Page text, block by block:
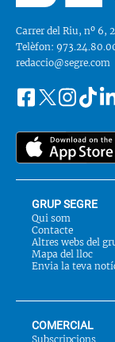
Carrer del Riu, nº 6,
Telèfon:
redaccio@segre.com
Facebook
GRUP SEGRE
Qui som
Contacte
Altres webs del
Mapa del lloc
Envia la teva
COMERCIAL
Subscripcions